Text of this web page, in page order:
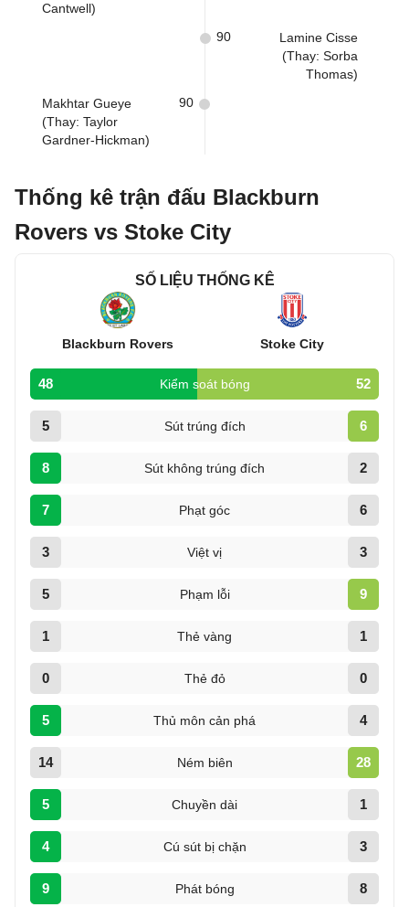
Cantwell)
Lamine Cisse
(Thay: Sorba
Thomas)
90
Makhtar Gueye
(Thay: Taylor
Gardner-Hickman)
90
Thống kê trận đấu Blackburn
Rovers vs Stoke City
SỐ LIỆU THỐNG KÊ
Blackburn Rovers Stoke City
48 Kiểm soát bóng 52
5 Sút trúng đích 6
8 Sút không trúng đích 2
7 Phạt góc 6
3 Việt vị 3
5 Phạm lỗi 9
1 Thẻ vàng 1
0 Thẻ đỏ 0
5 Thủ môn cản phá 4
14 Ném biên 28
5 Chuyền dài 1
4 Cú sút bị chặn 3
9 Phát bóng 8